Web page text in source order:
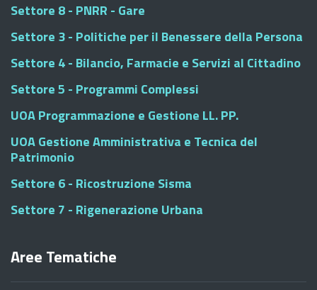
Settore 8 - PNRR - Gare
Settore 3 - Politiche per il Benessere della Persona
Settore 4 - Bilancio, Farmacie e Servizi al Cittadino
Settore 5 - Programmi Complessi
UOA Programmazione e Gestione LL. PP.
UOA Gestione Amministrativa e Tecnica del
Patrimonio
Settore 6 - Ricostruzione Sisma
Settore 7 - Rigenerazione Urbana
Aree Tematiche